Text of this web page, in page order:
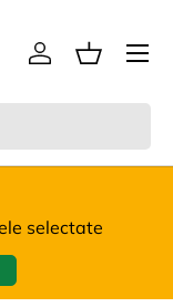
Intra in cont
Cos
Meniu
selectate